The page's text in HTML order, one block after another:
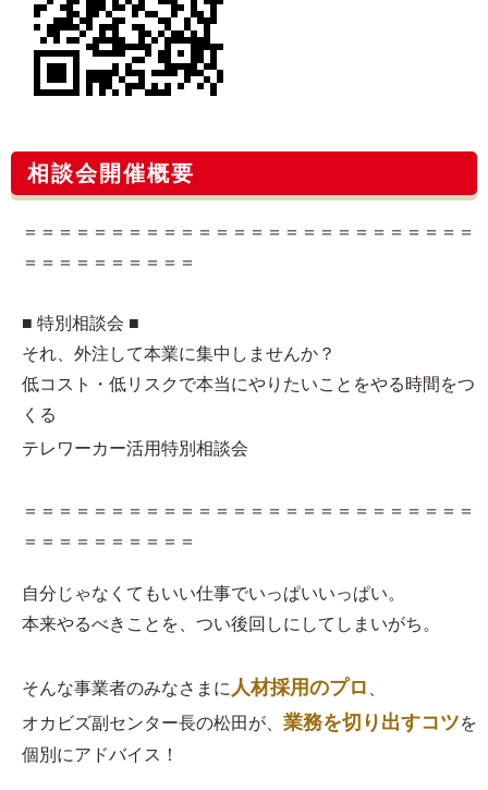
相談会開催概要
＝＝＝＝＝＝＝＝＝＝＝＝＝＝＝＝＝＝＝＝＝＝＝＝＝＝
＝＝＝＝＝＝＝＝＝＝
■ 特別相談会 ■
それ、外注して本業に集中しませんか？
低コスト・低リスクで本当にやりたいことをやる時間をつ
くる
テレワーカー活用特別相談会
＝＝＝＝＝＝＝＝＝＝＝＝＝＝＝＝＝＝＝＝＝＝＝＝＝＝
＝＝＝＝＝＝＝＝＝＝
自分じゃなくてもいい仕事でいっぱいいっぱい。
本来やるべきことを、つい後回しにしてしまいがち。
そんな事業者のみなさまに 人材採用のプロ
オカビズ副センター長の松田が、 業務を切り出すコツを
個別にアドバイス！